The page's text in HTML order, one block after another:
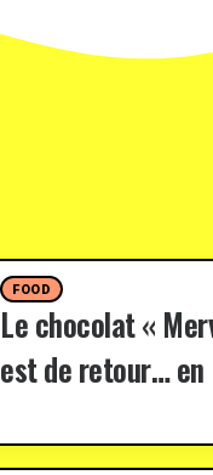
FOOD
Le chocolat «
est de retour… en